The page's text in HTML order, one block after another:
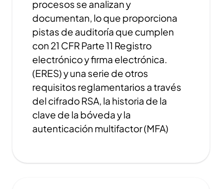
procesos se analizan y
documentan, lo que proporciona
pistas de auditoría que cumplen
con 21 CFR Parte 11 Registro
electrónico y firma electrónica.
(ERES) y una serie de otros
requisitos reglamentarios a través
del cifrado RSA, la historia de la
clave de la bóveda y la
autenticación multifactor (MFA)